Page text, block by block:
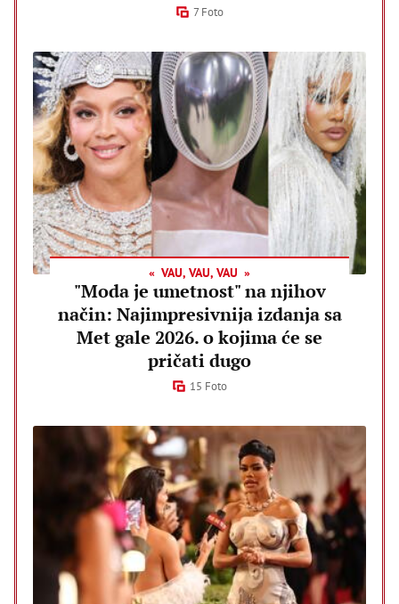
7 Foto
VAU, VAU, VAU
"Moda je umetnost" na njihov
način: Najimpresivnija izdanja sa
Met gale 2026. o kojima će se
pričati dugo
15 Foto